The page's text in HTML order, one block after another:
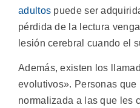
adultos puede ser
pérdida de la lectura
lesión cerebral cuando el
Además, existen los
evolutivos». Personas
normalizada a las que les